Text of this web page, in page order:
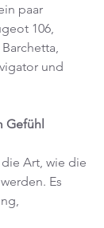
paar
106,
und
Gefühl
Art, wie die
Es